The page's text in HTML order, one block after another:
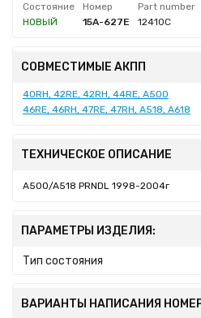
Состояние Номер Part number
НОВЫЙ
15A-627E 12410C
СОВМЕСТИМЫЕ АКПП
40RH, 42RE, 42RH, 44RE, A500
46RE, 46RH, 47RE, 47RH, A518, A618
ТЕХНИЧЕСКОЕ ОПИСАНИЕ
A500/A518 PRNDL 1998-2004г
ПАРАМЕТРЫ ИЗДЕЛИЯ:
Тип состояния
ВАРИАНТЫ НАПИСАНИЯ